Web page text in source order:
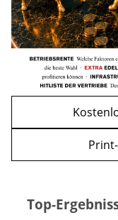
Top-